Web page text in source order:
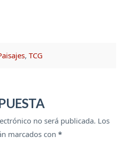
, TCG
no será publicada. Los
marcados con*